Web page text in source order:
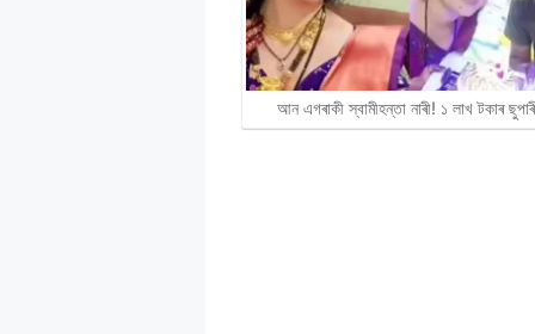
আন এগৰাকী স্বামীহন্তা নাৰী! ১ লাখ টকাৰ